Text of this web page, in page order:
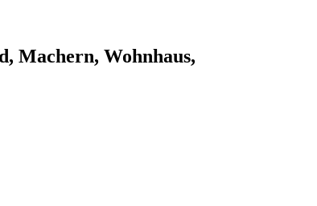
Machern, Wohnhaus,